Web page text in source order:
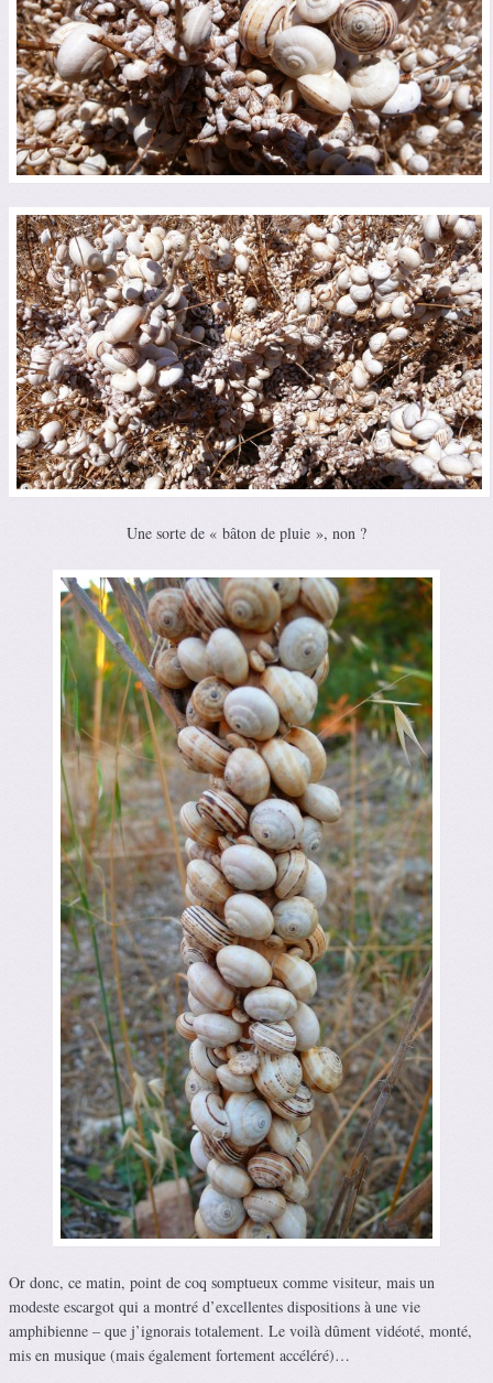
Une sorte de « bâton de pluie », non ?
Or donc, ce matin, point de coq somptueux comme visiteur, mais un
modeste escargot qui a montré d’excellentes dispositions à une vie
amphibienne – que j’ignorais totalement. Le voilà dûment vidéoté, monté,
mis en musique (mais également fortement accéléré)…